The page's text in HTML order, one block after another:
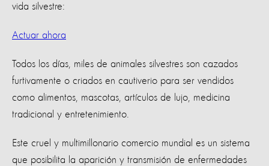
vida silvestre:
Actuar ahora
Todos los días, miles de animales silvestres son cazados
furtivamente o criados en cautiverio para ser vendidos
como alimentos, mascotas, artículos de lujo, medicina
tradicional y entretenimiento.
Este cruel y multimillonario comercio mundial es un sistema
que posibilita la aparición y transmisión de enfermedades